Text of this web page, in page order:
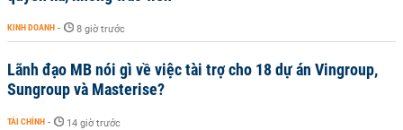
KINH DOANH - 8 giờ trước
Lãnh đạo MB nói gì về việc tài trợ cho 18 dự án Vingroup,
Sungroup và Masterise?
TÀI CHÍNH - 14 giờ trước